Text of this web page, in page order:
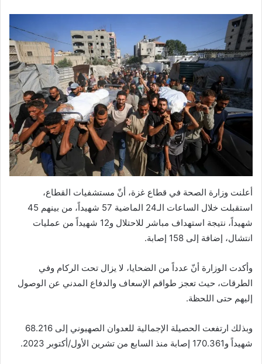
أعلنت وزارة الصحة في قطاع غزة، أنّ مستشفيات القطاع،
استقبلت خلال الساعات الـ24 الماضية 57 شهيداً، من بينهم 45
شهيداً، نتيجة استهداف مباشر للاحتلال و12 شهيداً من عمليات
انتشال، إضافة إلى 158 إصابة.
وأكدت الوزارة أنّ عدداً من الضحايا، لا يزال تحت الركام وفي
الطرقات، حيث تعجز طواقم الإسعاف والدفاع المدني عن الوصول
إليهم حتى اللحظة.
وبذلك ارتفعت الحصيلة الإجمالية للعدوان الصهيوني إلى 68.216
شهيداً و170.361 إصابة منذ السابع من تشرين الأول/أكتوبر 2023.